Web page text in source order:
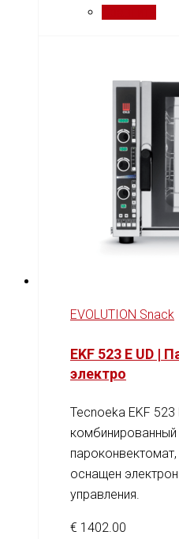
EVOLUTION Snack
EKF 523 E UD |
электро
Tecnoeka EKF 523
комбинированный
оснащен
управления.
€ 1402.00